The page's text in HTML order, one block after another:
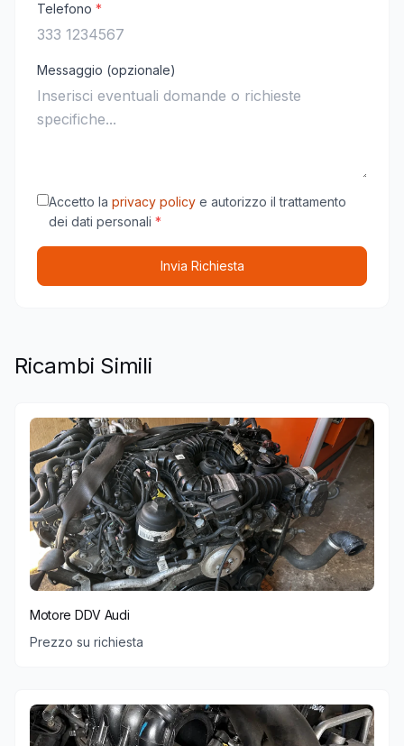
Telefono *
Messaggio (opzionale)
Accetto la privacy policy e autorizzo il trattamento
dei dati personali *
Invia Richiesta
Ricambi Simili
Motore DDV Audi
Prezzo su richiesta